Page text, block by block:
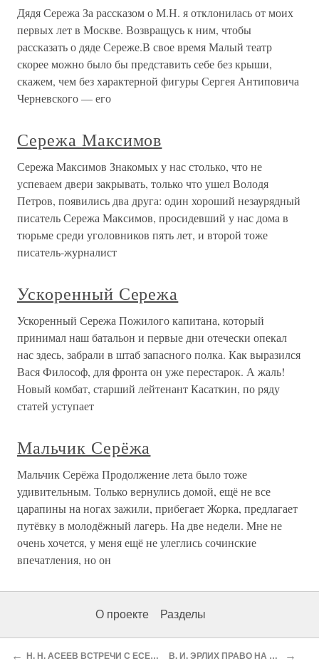
Дядя Сережа За рассказом о М.Н. я отклонилась от моих
первых лет в Москве. Возвращусь к ним, чтобы
рассказать о дяде Сереже.В свое время Малый театр
скорее можно было бы представить себе без крыши,
скажем, чем без характерной фигуры Сергея Антиповича
Черневского — его
Сережа Максимов
Сережа Максимов Знакомых у нас столько, что не
успеваем двери закрывать, только что ушел Володя
Петров, появились два друга: один хороший незаурядный
писатель Сережа Максимов, просидевший у нас дома в
тюрьме среди уголовников пять лет, и второй тоже
писатель-журналист
Ускоренный Сережа
Ускоренный Сережа Пожилого капитана, который
принимал наш батальон и первые дни отечески опекал
нас здесь, забрали в штаб запасного полка. Как выразился
Вася Философ, для фронта он уже перестарок. А жаль!
Новый комбат, старший лейтенант Касаткин, по ряду
статей уступает
Мальчик Серёжа
Мальчик Серёжа Продолжение лета было тоже
удивительным. Только вернулись домой, ещё не все
царапины на ногах зажили, прибегает Жорка, предлагает
путёвку в молодёжный лагерь. На две недели. Мне не
очень хочется, у меня ещё не улеглись сочинские
впечатления, но он
О проекте Разделы
← H. H. АСЕЕВ ВСТРЕЧИ С ЕСЕНИНЫМ В. И. ЭРЛИХ ПРАВО НА ПЕСНЬ →